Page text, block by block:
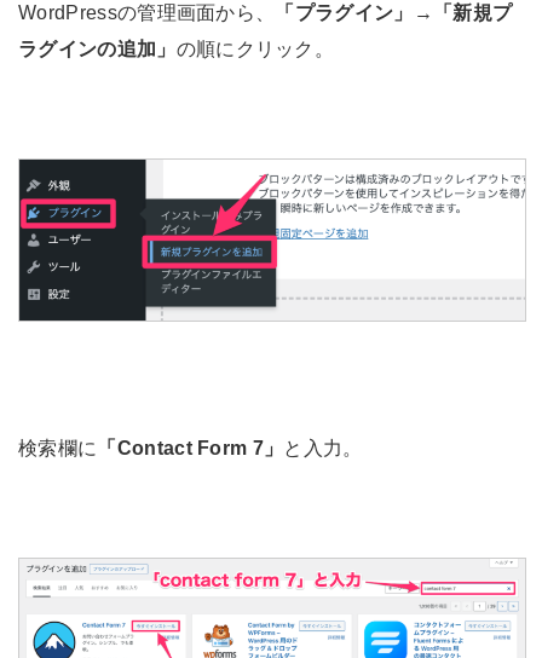
WordPressの管理画面から、 「プラグイン」 →
「新規プ
ラグインの追加」 の順にクリック。
検索欄に 「Contact Form 7」 と入力。